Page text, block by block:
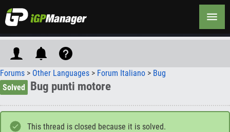
Forums > Other Languages > Forum Italiano > Bug
Solved
Bug punti motore
This thread is closed because it is solved.